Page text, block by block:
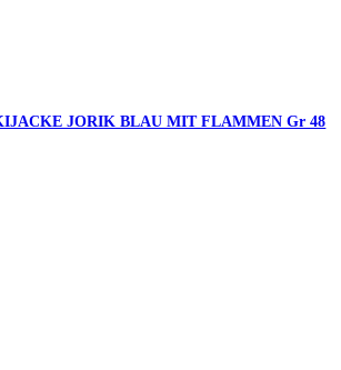
JORIK BLAU MIT FLAMMEN Gr 48